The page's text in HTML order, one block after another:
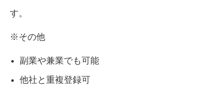
す。
※その他
副業や兼業でも可能
他社と重複登録可